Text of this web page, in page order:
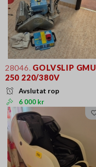
28046. GOLVSLIP GMU
250 220/380V
Avslutat rop
6 000 kr